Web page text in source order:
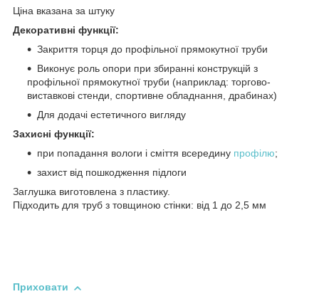
Ціна вказана за штуку
Декоративні функції:
Закриття торця до профільної прямокутної труби
Виконує роль опори при збиранні конструкцій з
профільної прямокутної труби (наприклад: торгово-
виставкові стенди, спортивне обладнання, драбинах)
Для додачі естетичного вигляду
Захисні функції:
при попадання вологи і сміття всередину профілю;
захист від пошкодження підлоги
Заглушка виготовлена з пластику.
Підходить для труб з товщиною стінки: від 1 до 2,5 мм
Приховати